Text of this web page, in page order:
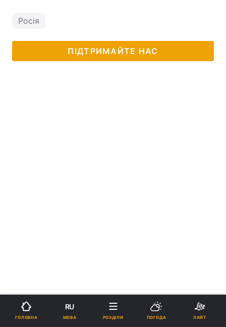
Росія
ПІДТРИМАЙТЕ НАС
ГОЛОВНА
RU
МОВА РОЗДІЛИ ПОГОДА ЛАЙТ